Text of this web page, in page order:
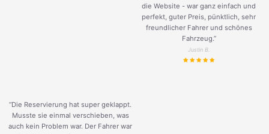
die Website - war ganz einfach und
perfekt, guter Preis, pünktlich, sehr
freundlicher Fahrer und schönes
Fahrzeug.”
Justin B.
“Die Reservierung hat super geklappt.
Musste sie einmal verschieben, was
auch kein Problem war. Der Fahrer war